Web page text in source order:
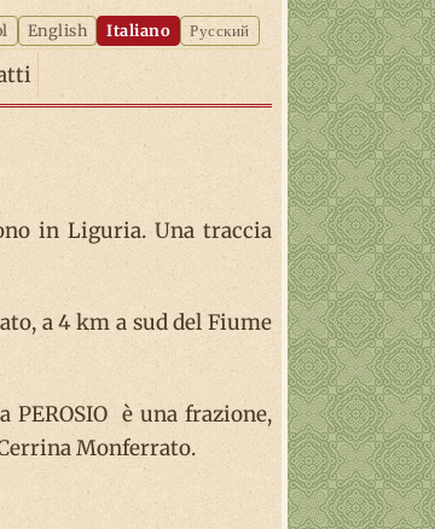
English Italiano Русский
in Liguria. Una traccia
a 4 km a sud del Fiume
PEROSIO è una frazione,
Monferrato.